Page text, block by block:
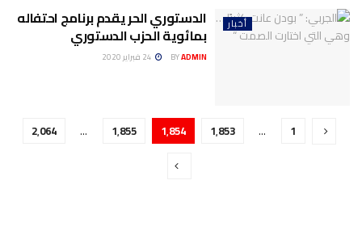
أخبار الدستوري الحر يقدم برنامج احتفاله
بمائوية الحزب الدستوري
BYADMIN
1
… 1٬853 1٬854 1٬855 … 2٬064